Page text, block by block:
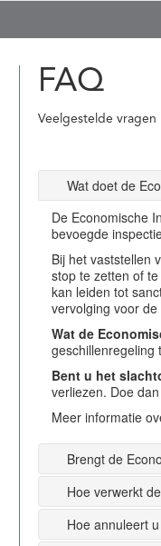
FAQ
Veelgestelde vragen
Wat doet de
De Economische
bevoegde
Bij het vaststellen
stop te zetten of
kan leiden tot
vervolging voor
Wat de
geschillenregeling
Bent u het
verliezen. Doe
Meer informatie
Brengt de
Hoe verwerkt
Hoe annuleert